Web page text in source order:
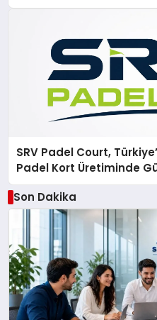
SRV Padel Court,
Padel Kort Üretiminde
Son Dakika